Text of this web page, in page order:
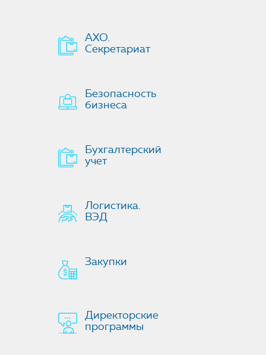
АХО.
Секретариат
Безопасность
бизнеса
Бухгалтерский
учет
Логистика.
ВЭД
Закупки
Директорские
программы